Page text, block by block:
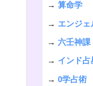
→ 算命学
→ エンジェ
→ 六壬神課
→ インド占
→ 0学占術